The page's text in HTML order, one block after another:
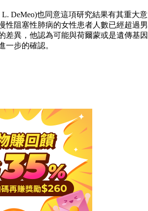
DeMeo)也同意這項研究結果有其重大意
性阻塞性肺病的女性患者人數已經超過男
差異，他認為可能與荷爾蒙或是遺傳基因
一步的確認。